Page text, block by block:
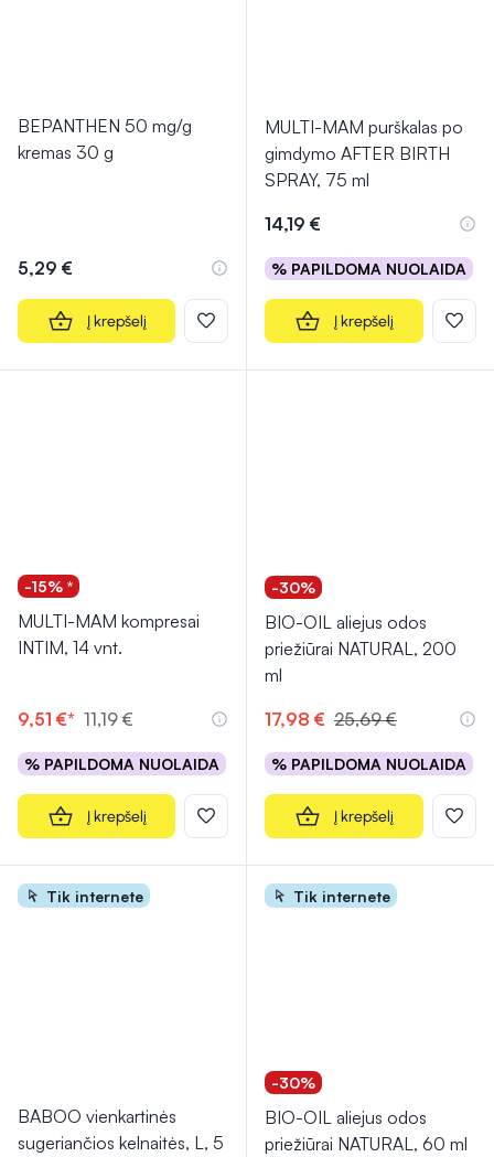
BEPANTHEN 50 mg/g
kremas 30 g
5,29 €
Į krepšelį
MULTI-MAM purškalas po
gimdymo AFTER BIRTH
SPRAY, 75 ml
14,19 €
% PAPILDOMA NUOLAIDA
Į krepšelį
-15% *
MULTI-MAM kompresai
INTIM, 14 vnt.
9,51 €* 11,19 €
% PAPILDOMA NUOLAIDA
Į krepšelį
-30%
BIO-OIL aliejus odos
priežiūrai NATURAL, 200
ml
17,98 € 25,69 €
% PAPILDOMA NUOLAIDA
Į krepšelį
Tik internete
BABOO vienkartinės
sugeriančios kelnaitės, L, 5
Tik internete
-30%
BIO-OIL aliejus odos
priežiūrai NATURAL, 60 ml